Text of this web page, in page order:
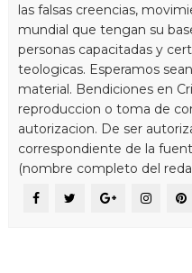
las falsas creencias,
mundial que tengan su
personas capacitadas y
teologicas. Esperamos
material. Bendiciones en
reproduccion o toma de
autorizacion. De ser
correspondiente de la
(nombre completo del